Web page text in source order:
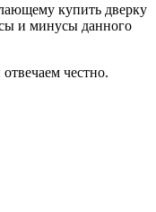
купить дверку
и минусы данного
честно.